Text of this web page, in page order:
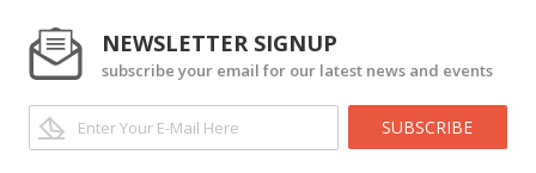
NEWSLETTER SIGNUP
subscribe your email for our latest news and events
SUBSCRIBE